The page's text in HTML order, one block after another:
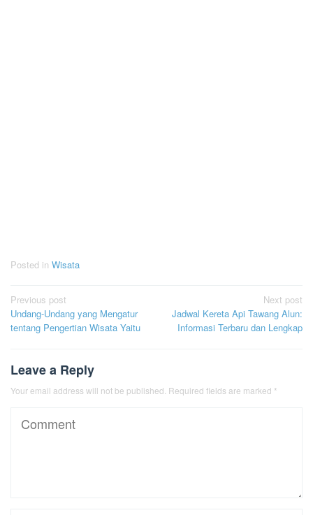
Posted in Wisata
Post
navigation
Previous post
Undang-Undang yang Mengatur
tentang Pengertian Wisata Yaitu
Next post
Jadwal Kereta Api Tawang Alun:
Informasi Terbaru dan Lengkap
Leave a Reply
Your email address will not be published. Required fields are marked *